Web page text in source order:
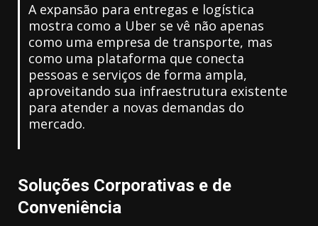
A expansão para entregas e logística
mostra como a Uber se vê não apenas
como uma empresa de transporte, mas
como uma plataforma que conecta
pessoas e serviços de forma ampla,
aproveitando sua infraestrutura existente
para atender a novas demandas do
mercado.
Soluções Corporativas e de
Conveniência